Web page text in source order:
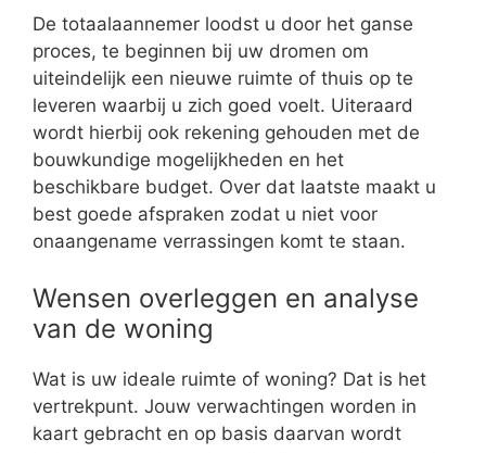
De totaalaannemer loodst u door het ganse
proces, te beginnen bij uw dromen om
uiteindelijk een nieuwe ruimte of thuis op te
leveren waarbij u zich goed voelt. Uiteraard
wordt hierbij ook rekening gehouden met de
bouwkundige mogelijkheden en het
beschikbare budget. Over dat laatste maakt u
best goede afspraken zodat u niet voor
onaangename verrassingen komt te staan.
Wensen overleggen en analyse
van de woning
Wat is uw ideale ruimte of woning? Dat is het
vertrekpunt. Jouw verwachtingen worden in
kaart gebracht en op basis daarvan wordt